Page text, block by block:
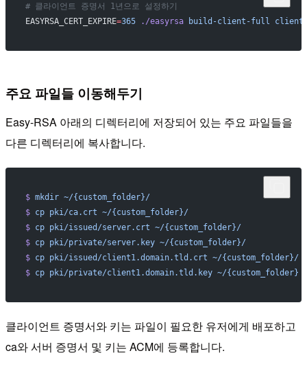
# 클라이언트 증명서 1년으로 설정하기
EASYRSA_CERT_EXPIRE=365 ./easyrsa build-client-full
주요 파일들 이동해두기
Easy-RSA 아래의 디렉터리에 저장되어 있는 주요 파일들을
다른 디렉터리에 복사합니다.
$ mkdir ~/{custom_folder}/
$ cp pki/ca.crt ~/{custom_folder}/
$ cp pki/issued/server.crt ~/{custom_folder}/
$ cp pki/private/server.key ~/{custom_folder}/
$ cp pki/issued/client1.domain.tld.crt ~/{custom_folder}/
$ cp pki/private/client1.domain.tld.key ~/{custom_folder}
클라이언트 증명서와 키는 파일이 필요한 유저에게 배포하고
ca와 서버 증명서 및 키는 ACM에 등록합니다.